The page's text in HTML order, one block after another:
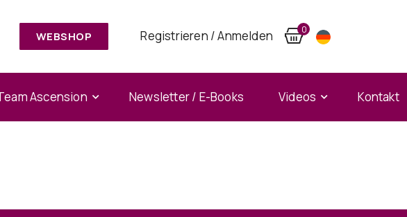
WEBSHOP Registrieren / Anmelden 0
Ascension Newsletter / E-Books Videos Kontakt